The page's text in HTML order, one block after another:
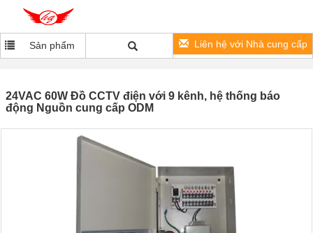
Sản phẩm Liên hệ với Nhà cung cấp
24VAC 60W Đồ CCTV điện với 9 kênh, hệ thống báo
động Nguồn cung cấp ODM